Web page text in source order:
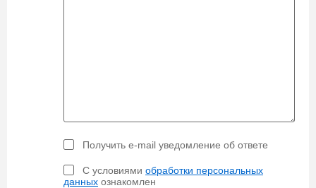
Получить e-mail уведомление об ответе
С условиями обработки персональных
данных ознакомлен